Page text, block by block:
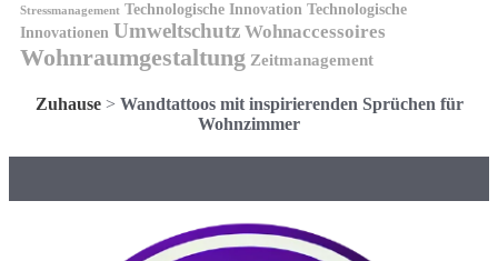
Stressmanagement Technologische Innovation Technologische
Innovationen Umweltschutz Wohnaccessoires
Wohnraumgestaltung Zeitmanagement
Zuhause> Wandtattoos mit inspirierenden Sprüchen für
Wohnzimmer